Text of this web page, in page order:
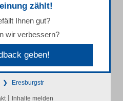
zählt!
Ihnen gut?
wir verbessern?
geben!
Eresburgstr
| Inhalte melden